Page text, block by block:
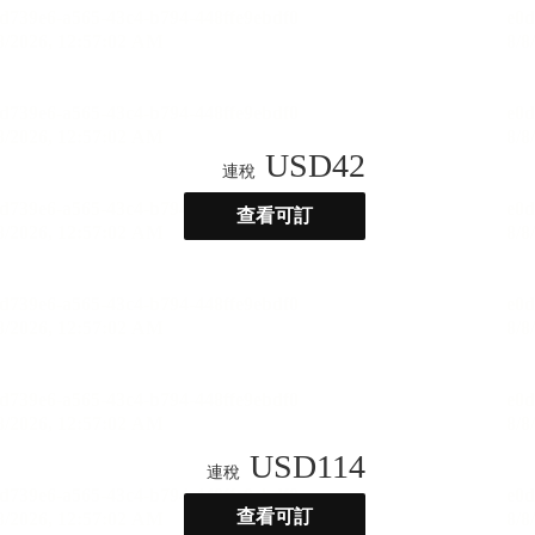
連稅 USD42
查看可訂
連稅 USD114
查看可訂